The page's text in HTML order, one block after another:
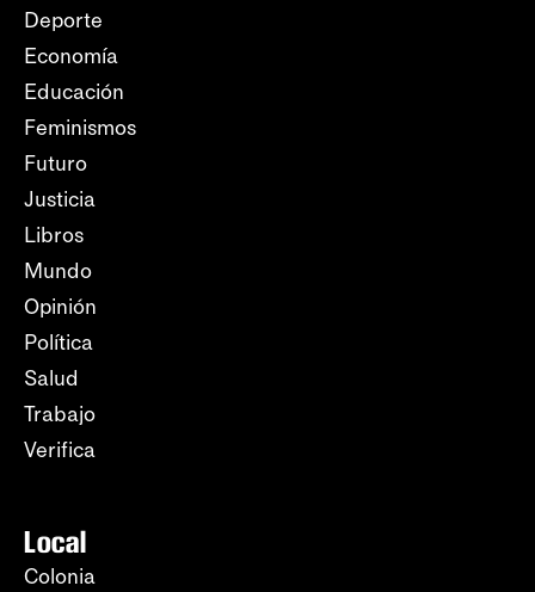
Deporte
Economía
Educación
Feminismos
Futuro
Justicia
Libros
Mundo
Opinión
Política
Salud
Trabajo
Verifica
Local
Colonia